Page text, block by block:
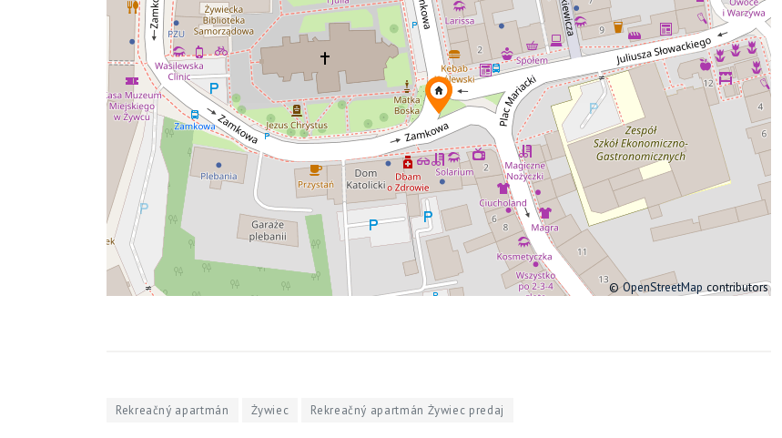
©OpenStreetMap contributors
Rekreačný apartmán Żywiec Rekreačný apartmán Żywiec predaj